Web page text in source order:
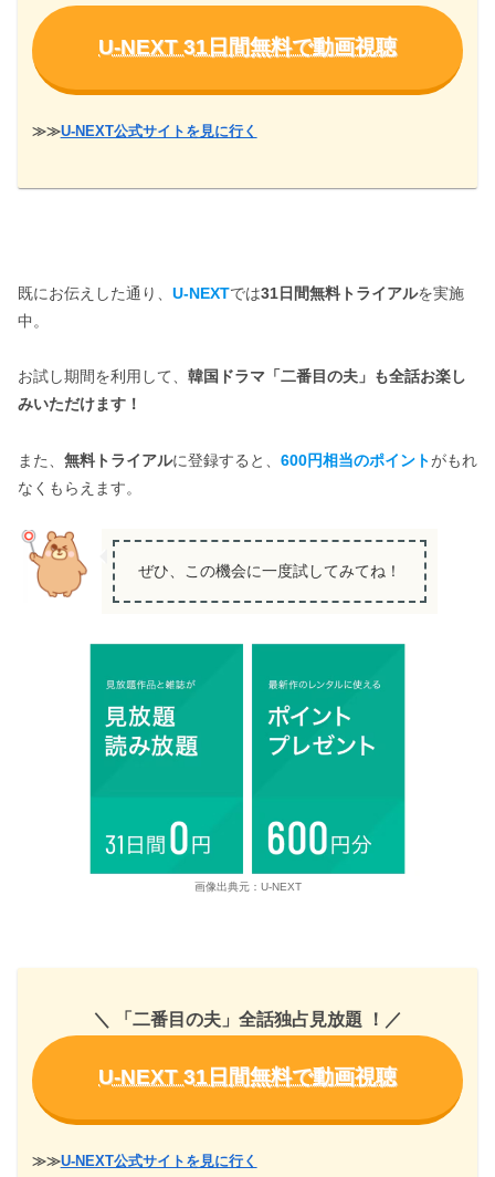
U-NEXT 31日間無料で動画視聴
≫≫U-NEXT公式サイトを見に行く
既にお伝えした通り、 U-NEXTでは31日間無料トライアルを実施
中。
お試し期間を利用して、 韓国ドラマ「二番目の夫」も全話お楽し
みいただけます！
また、 無料トライアルに登録すると、 600円相当のポイントがもれ
なくもらえます。
ぜひ、この機会に一度試してみてね！
画像出典元：U-NEXT
＼ 「二番目の夫」全話独占見放題 ！ ／
U-NEXT 31日間無料で動画視聴
≫≫U-NEXT公式サイトを見に行く